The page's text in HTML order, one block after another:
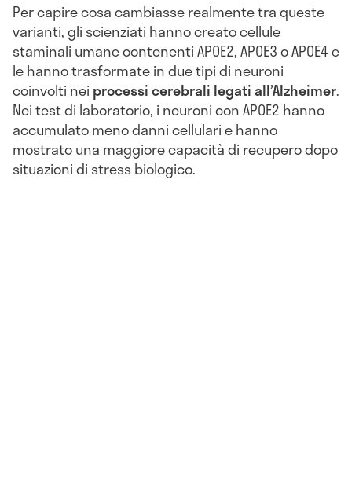
Per capire cosa cambiasse realmente tra queste
varianti, gli scienziati hanno creato cellule
staminali umane contenenti APOE2, APOE3 o APOE4 e
le hanno trasformate in due tipi di neuroni
coinvolti nei processi cerebrali legati all’Alzheimer.
Nei test di laboratorio, i neuroni con APOE2 hanno
accumulato meno danni cellulari e hanno
mostrato una maggiore capacità di recupero dopo
situazioni di stress biologico.